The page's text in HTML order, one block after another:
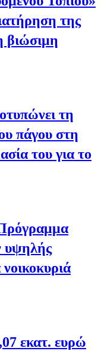
της
βιώσιμη
τη
πάγου στη
του για το
υψηλής
εκατ. ευρώ